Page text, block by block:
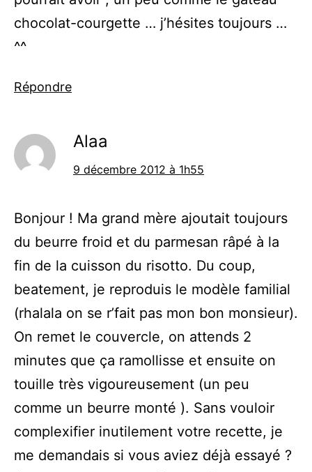
chocolat-courgette … j’hésites toujours …
^^
Répondre
Alaa
9 décembre 2012 à 1h55
Bonjour ! Ma grand mère ajoutait toujours
du beurre froid et du parmesan râpé à la
fin de la cuisson du risotto. Du coup,
beatement, je reproduis le modèle familial
(rhalala on se r’fait pas mon bon monsieur).
On remet le couvercle, on attends 2
minutes que ça ramollisse et ensuite on
touille très vigoureusement (un peu
comme un beurre monté ). Sans vouloir
complexifier inutilement votre recette, je
me demandais si vous aviez déjà essayé ?